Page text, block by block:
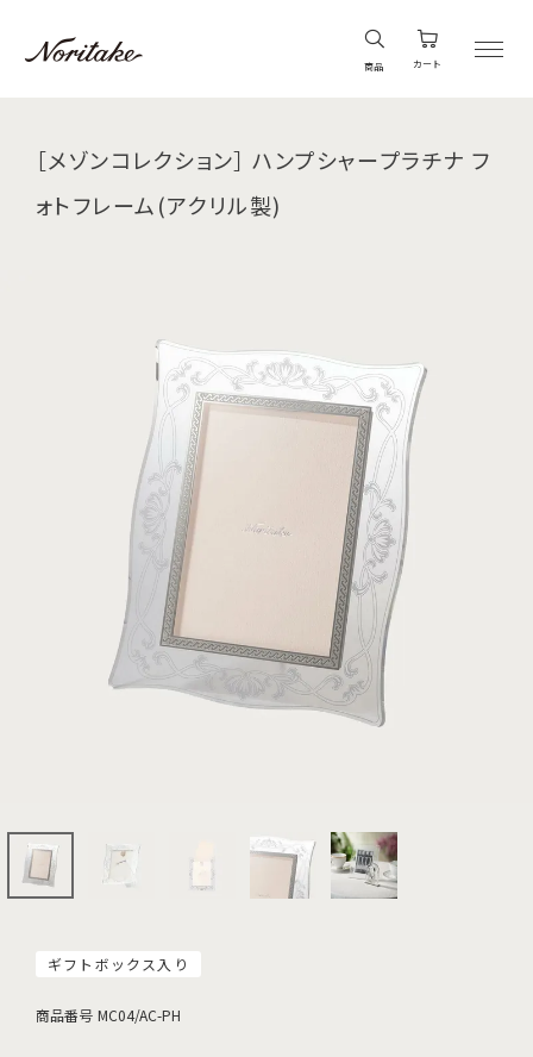
商品 カート
［メゾンコレクション］ ハンプシャープラチナ フ
ォトフレーム(アクリル製)
ギフトボックス入り
商品番号 MC04/AC-PH